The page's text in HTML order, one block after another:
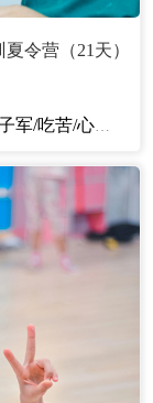
令营（21天）
/吃苦/心智/励志